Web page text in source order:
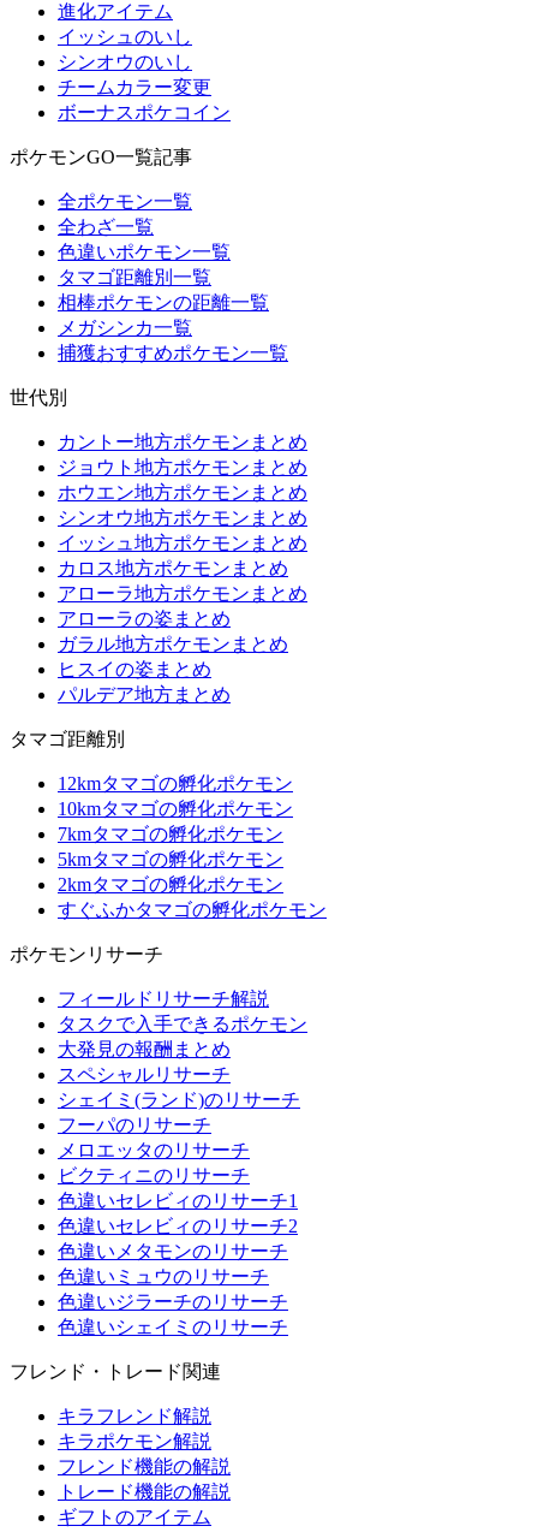
進化アイテム
イッシュのいし
シンオウのいし
チームカラー変更
ボーナスポケコイン
ポケモンGO一覧記事
全ポケモン一覧
全わざ一覧
色違いポケモン一覧
タマゴ距離別一覧
相棒ポケモンの距離一覧
メガシンカ一覧
捕獲おすすめポケモン一覧
世代別
カントー地方ポケモンまとめ
ジョウト地方ポケモンまとめ
ホウエン地方ポケモンまとめ
シンオウ地方ポケモンまとめ
イッシュ地方ポケモンまとめ
カロス地方ポケモンまとめ
アローラ地方ポケモンまとめ
アローラの姿まとめ
ガラル地方ポケモンまとめ
ヒスイの姿まとめ
パルデア地方まとめ
タマゴ距離別
12kmタマゴの孵化ポケモン
10kmタマゴの孵化ポケモン
7kmタマゴの孵化ポケモン
5kmタマゴの孵化ポケモン
2kmタマゴの孵化ポケモン
すぐふかタマゴの孵化ポケモン
ポケモンリサーチ
フィールドリサーチ解説
タスクで入手できるポケモン
大発見の報酬まとめ
スペシャルリサーチ
シェイミ(ランド)のリサーチ
フーパのリサーチ
メロエッタのリサーチ
ビクティニのリサーチ
色違いセレビィのリサーチ1
色違いセレビィのリサーチ2
色違いメタモンのリサーチ
色違いミュウのリサーチ
色違いジラーチのリサーチ
色違いシェイミのリサーチ
フレンド・トレード関連
キラフレンド解説
キラポケモン解説
フレンド機能の解説
トレード機能の解説
ギフトのアイテム